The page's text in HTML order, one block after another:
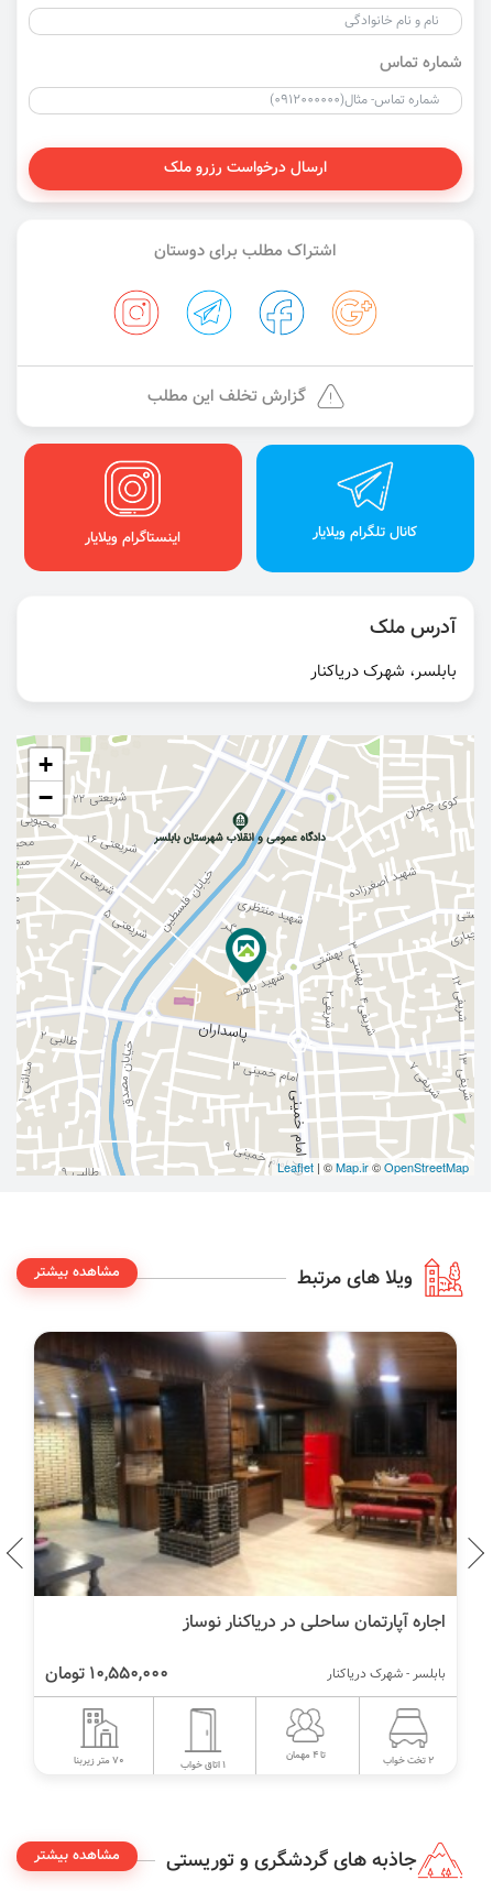
شماره تماس
ارسال درخواست رزرو ملک
اشتراک مطلب برای دوستان
گزارش تخلف این مطلب
کانال تلگرام ویلایار اینستاگرام ویلایار
آدرس ملک
بابلسر، شهرک دریاکنار
+
−
Leaflet | ©Map.ir©OpenStreetMap
ویلا های مرتبط مشاهده بیشتر
اجاره آپارتمان ساحلی در دریاکنار نوساز
10,550,000 تومان بابلسر - شهرک دریاکنار
2 تخت خواب تا 4 مهمان
1 اتاق خواب 70 متر زیربنا
جاذبه های گردشگری و توریستی مشاهده بیشتر